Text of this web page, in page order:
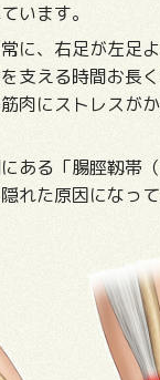
います。
に、右足が左足
支える時間お長
肉にストレスが
ある「腸脛靱帯
れた原因になっ